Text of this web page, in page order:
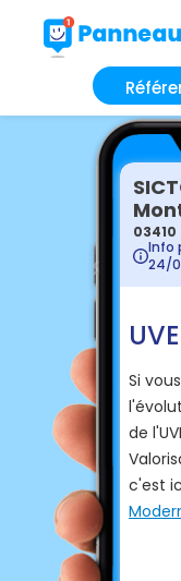
03410
Info
24/
Si
de
c'est